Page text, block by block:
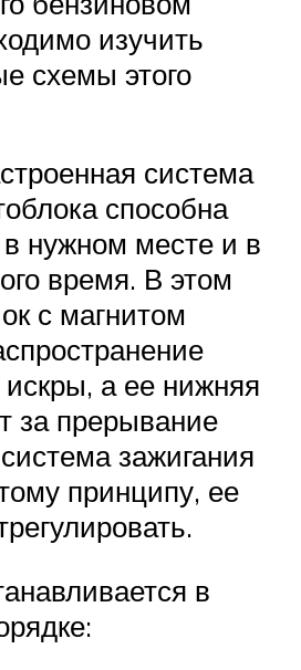
изучить
схемы этого
система
способна
в нужном месте и в
время. В этом
с магнитом
а ее нижняя
за прерывание
зажигания
принципу, ее
в